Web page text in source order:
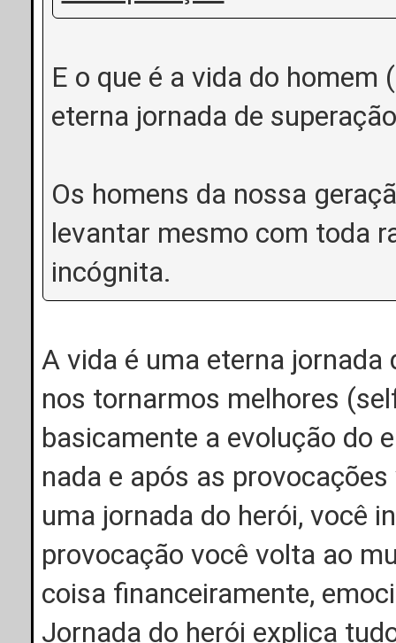
E o que é a vida do homem
eterna jornada de
Os homens da nossa
levantar mesmo com toda
incógnita.
A vida é uma eterna
nos tornarmos melhores
basicamente a evolução do
nada e após as
uma jornada do herói, você
provocação você volta ao
coisa financeiramente,
Jornada do herói explica